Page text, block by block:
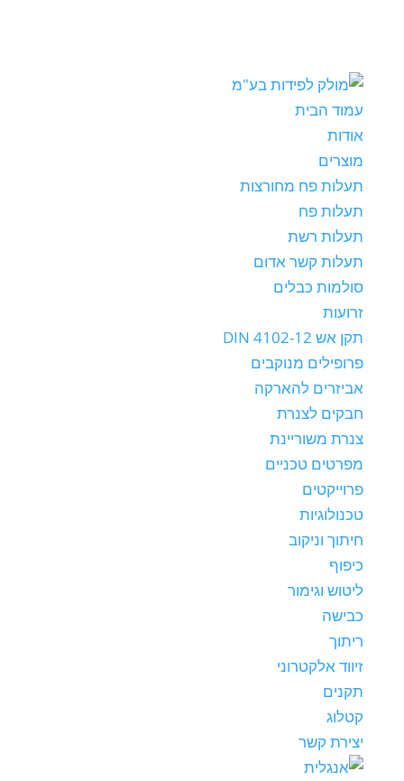
עמוד הבית
אודות
מוצרים
תעלות פח מחורצות
תעלות פח
תעלות רשת
תעלות קשר אדום
סולמות כבלים
זרועות
תקן אש DIN 4102-12
פרופילים מנוקבים
אביזרים להארקה
חבקים לצנרת
צנרת משוריינת
מפרטים טכניים
פרוייקטים
טכנולוגיות
חיתוך וניקוב
כיפוף
ליטוש וגימור
כבישה
ריתוך
זיווד אלקטרוני
תקנים
קטלוג
יצירת קשר